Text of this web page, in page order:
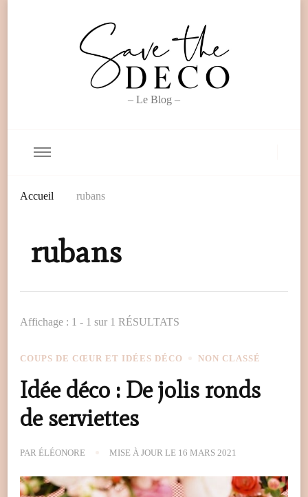
– Le Blog –
Accueil rubans
rubans
Affichage : 1 - 1 sur 1 RÉSULTATS
COUPS DE CŒUR ET IDÉES DÉCO NON CLASSÉ
Idée déco : De jolis ronds
de serviettes
PAR ÉLÉONORE MISE À JOUR LE 16 MARS 2021